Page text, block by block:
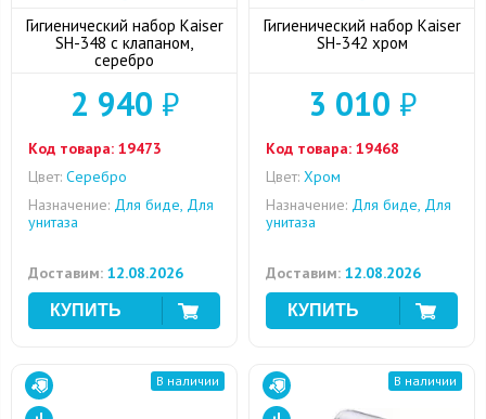
Гигиенический набор Kaiser
SH-348 с клапаном,
серебро
2 940 ₽
Код товара: 19473
Цвет: Серебро
Назначение: Для биде, Для
унитаза
Доставим: 12.08.2026
Гигиенический набор Kaiser
SH-342 хром
3 010 ₽
Код товара: 19468
Цвет: Хром
Назначение: Для биде, Для
унитаза
Доставим: 12.08.2026
В наличии В наличии